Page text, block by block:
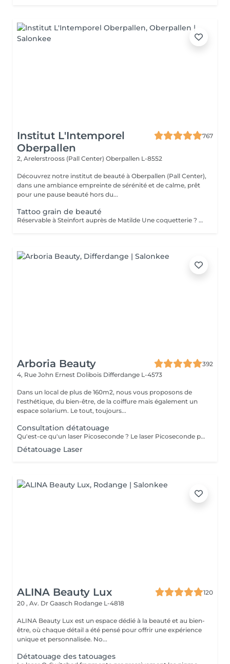
Institut L'Intemporel
Oberpallen
767
2, Arelerstrooss (Pall Center) Oberpallen L-8552
Découvrez notre institut de beauté à Oberpallen (Pall Center),
dans une ambiance empreinte de sérénité et de calme, prêt
pour une pause beauté hors du...
Tattoo grain de beauté
Réservable à Steinfort auprès de Matilde Une coquetterie ? Accentuer un grain de beauté déjà existant ? Une jolie mouche à la Maryline Monroe ? Au choix... Sans douleur, pas de retouche nécessaire ( mais comprise si besoin ), longue durée dans le temps ( jusqu'à 18 mois )
Arboria Beauty
392
4, Rue John Ernest Dolibois Differdange L-4573
Dans un local de plus de 160m2, nous vous proposons de
l'esthétique, du bien-être, de la coiffure mais également un
espace solarium. Le tout, toujours...
Consultation détatouage
Qu'est-ce qu'un laser Picoseconde ? Le laser Picoseconde permet de délivrer une impulsion lumineuse de l'ordre de 300 picoseconde. Cette brièveté d'impulsion induit une onde de choc capable de fragmenter les pigments du tatouage. Le détatouage était jusqu'à présent réalisé avec des lasers dits «Q Switched» avec une durée d'impulsion de l'ordre de la nanoseconde, beaucoup moins efficace. - Efficace sur les tatouages noirs et de couleurs - Traitement corps, visage et maquillage permanant. - Le détatouage par laser ne laisse pas de cicatrices après le traitement ; - Les séances sont espacées de 30 à 40 jours (au lieu de 2 mois ou plus avec un laser «Q Switched») ; Il est impossible de prédire avec précision le nombre de séances nécessaires. En effet, tout dépend des facteurs sur lesquels nous n'avons aucune information avant de commencer le traitement (qualité et profondeur de l'encre, présence ou non de métaux dans les pigments)
Détatouage Laser
ALINA Beauty Lux
120
20 , Av. Dr Gaasch Rodange L-4818
ALINA Beauty Lux est un espace dédié à la beauté et au bien-
être, où chaque détail a été pensé pour offrir une expérience
unique et personnalisée. No...
Détatouage des tatouages